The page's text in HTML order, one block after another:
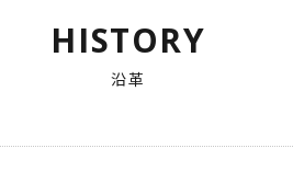
HISTORY
沿革